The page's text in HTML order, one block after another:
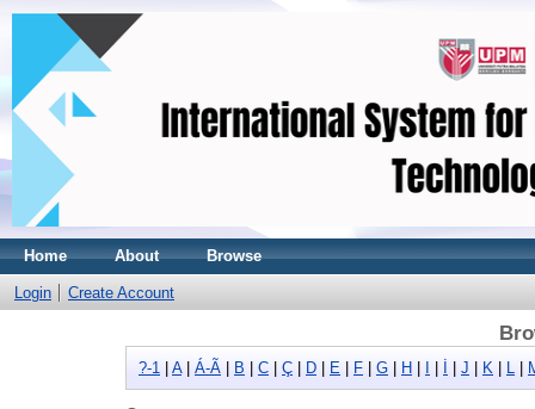
Home About Browse
Login Create Account
?-1 A| Á-Ã B C Ç D E F G H J K L